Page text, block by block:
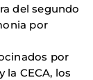
del segundo
por
por
la CECA, los